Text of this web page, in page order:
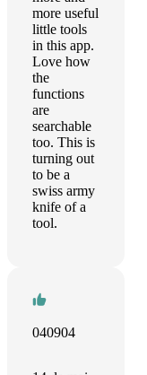
more useful
little tools
in this app.
Love how
the
functions
are
searchable
too. This is
turning out
to be a
swiss army
knife of a
tool.
040904